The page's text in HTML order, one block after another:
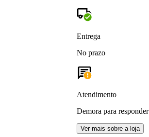
Entrega
No prazo
Atendimento
Demora para responder
Ver mais sobre a loja